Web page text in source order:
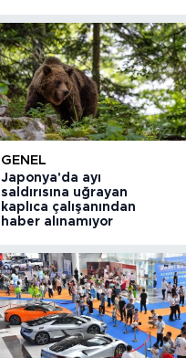
GENEL
Japonya'da ayı
saldırısına uğrayan
kaplıca çalışanından
haber alınamıyor